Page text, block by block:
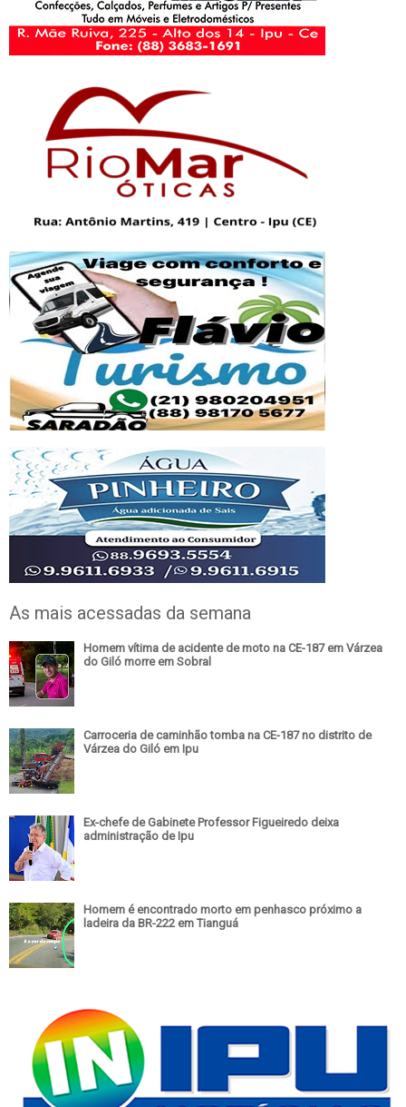
As mais acessadas da semana
Homem vítima de acidente de moto na CE-187 em Várzea
do Giló morre em Sobral
Carroceria de caminhão tomba na CE-187 no distrito de
Várzea do Giló em Ipu
Ex-chefe de Gabinete Professor Figueiredo deixa
administração de Ipu
Homem é encontrado morto em penhasco próximo a
ladeira da BR-222 em Tianguá